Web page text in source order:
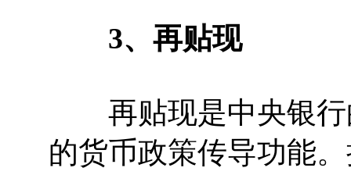
3、再贴现
再贴现是中央银行
的货币政策传导功能